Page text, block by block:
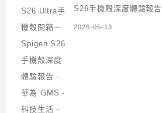
S26手機殼深度體驗報告
2026-05-13